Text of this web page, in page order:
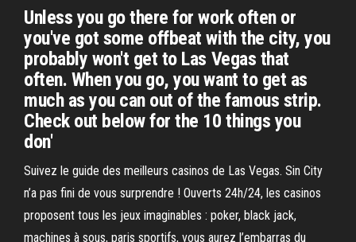
Unless you go there for work often or
you've got some offbeat with the city, you
probably won't get to Las Vegas that
often. When you go, you want to get as
much as you can out of the famous strip.
Check out below for the 10 things you
don'
Suivez le guide des meilleurs casinos de Las Vegas. Sin City
n’a pas fini de vous surprendre ! Ouverts 24h/24, les casinos
proposent tous les jeux imaginables : poker, black jack,
machines à sous, paris sportifs, vous aurez l’embarras du